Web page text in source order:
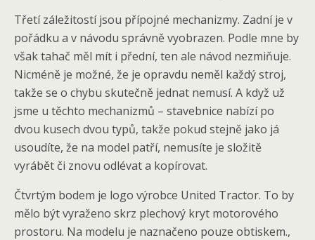
Třetí záležitostí jsou přípojné mechanizmy. Zadní je v
pořádku a v návodu správně vyobrazen. Podle mne by
však tahač měl mít i přední, ten ale návod nezmiňuje.
Nicméně je možné, že je opravdu neměl každý stroj,
takže se o chybu skutečně jednat nemusí. A když už
jsme u těchto mechanizmů – stavebnice nabízí po
dvou kusech dvou typů, takže pokud stejně jako já
usoudíte, že na model patří, nemusíte je složitě
vyrábět či znovu odlévat a kopírovat.
Čtvrtým bodem je logo výrobce United Tractor. To by
mělo být vyraženo skrz plechový kryt motorového
prostoru. Na modelu je naznačeno pouze obtiskem.,